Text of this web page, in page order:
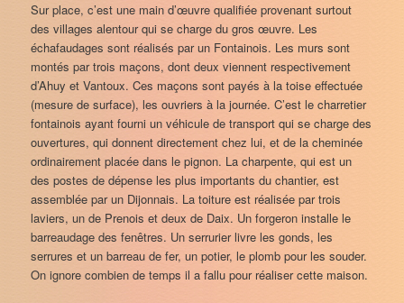
Sur place, c’est une main d’œuvre qualifiée provenant surtout
des villages alentour qui se charge du gros œuvre. Les
échafaudages sont réalisés par un Fontainois. Les murs sont
montés par trois maçons, dont deux viennent respectivement
d’Ahuy et Vantoux. Ces maçons sont payés à la toise effectuée
(mesure de surface), les ouvriers à la journée. C’est le charretier
fontainois ayant fourni un véhicule de transport qui se charge des
ouvertures, qui donnent directement chez lui, et de la cheminée
ordinairement placée dans le pignon. La charpente, qui est un
des postes de dépense les plus importants du chantier, est
assemblée par un Dijonnais. La toiture est réalisée par trois
laviers, un de Prenois et deux de Daix. Un forgeron installe le
barreaudage des fenêtres. Un serrurier livre les gonds, les
serrures et un barreau de fer, un potier, le plomb pour les souder.
On ignore combien de temps il a fallu pour réaliser cette maison.